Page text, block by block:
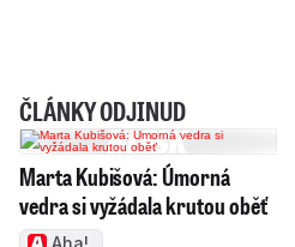
ČLÁNKY ODJINUD
Marta Kubišová: Úmorná
vedra si vyžádala krutou oběť
Aha!